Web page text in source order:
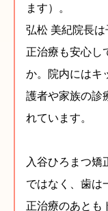
ます）。
弘松 美紀院長
正治療も安心し
か。院内にはキ
護者や家族の診
れています。
入谷ひろまつ矯
ではなく、歯は
正治療のあとも